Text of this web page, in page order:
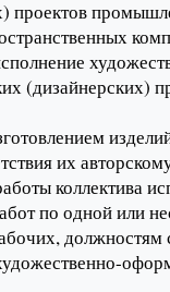
проектов
(дизайнерских)
их
коллектива
по одной или